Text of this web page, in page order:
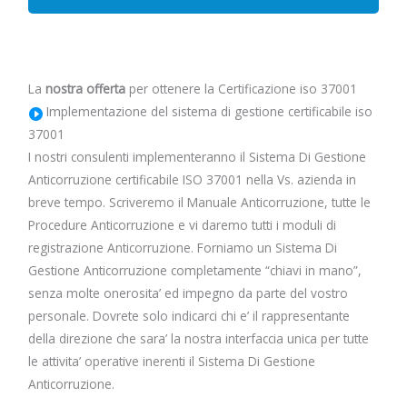
La nostra offerta per ottenere la Certificazione iso 37001
Implementazione del sistema di gestione certificabile iso
37001
I nostri consulenti implementeranno il Sistema Di Gestione
Anticorruzione certificabile ISO 37001 nella Vs. azienda in
breve tempo. Scriveremo il Manuale Anticorruzione, tutte le
Procedure Anticorruzione e vi daremo tutti i moduli di
registrazione Anticorruzione. Forniamo un Sistema Di
Gestione Anticorruzione completamente “chiavi in mano”,
senza molte onerosita’ ed impegno da parte del vostro
personale. Dovrete solo indicarci chi e’ il rappresentante
della direzione che sara’ la nostra interfaccia unica per tutte
le attivita’ operative inerenti il Sistema Di Gestione
Anticorruzione.